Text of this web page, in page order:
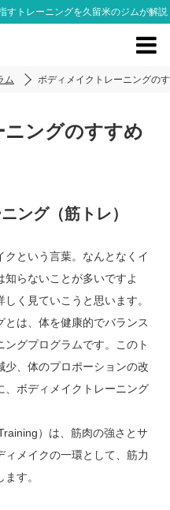
すトレーニングを久留米のジムが解説
ム ボディメイクトレーニングの
ングのすすめ
ング（筋トレ）
という言葉。なんとなくイ
知らないことが多いですよ
く見ていこうと思います。
は、体を健康的でバランス
グプログラムです。このト
少、体のプロポーションの改
、ボディメイクトレーニング
）は、筋肉の強さとサ
メイクの一環として、筋力
す。